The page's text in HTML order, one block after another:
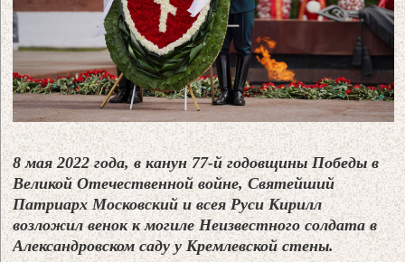
8 мая 2022 года, в канун 77-й годовщины Победы в
Великой Отечественной войне, Святейший
Патриарх Московский и всея Руси Кирилл
возложил венок к могиле Неизвестного солдата в
Александровском саду у Кремлевской стены.